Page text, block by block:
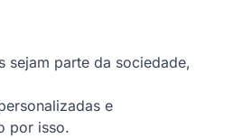
sejam parte da sociedade,
e
por isso.